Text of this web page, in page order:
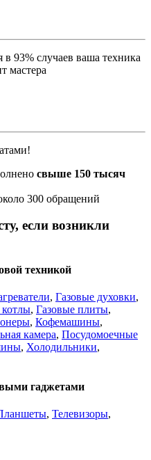
93% случаев ваша техника
мастера
свыше 150 тысяч
300 обращений
если возникли
техникой
, Газовые духовки,
котлы, Газовые плиты,
, Кофемашины,
камера, Посудомоечные
, Холодильники,
гаджетами
, Телевизоры,